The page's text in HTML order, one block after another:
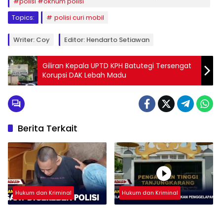
Topics:
polisi curi mobil
Writer: Coy Editor: Hendarto Setiawan
Giliran Kepala UPTD KPH Batutegi Tersengat
Korupsi DAK Lebah Madu
Berita Terkait
Hukum dan Kriminal Hukum dan Kriminal